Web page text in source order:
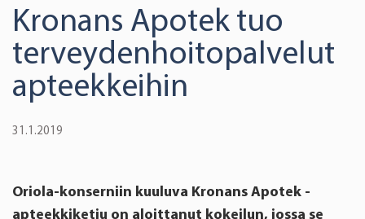
Kronans Apotek tuo
terveydenhoitopalvelut
apteekkeihin
31.1.2019
Oriola-konserniin kuuluva Kronans Apotek -
apteekkiketju on aloittanut kokeilun, jossa se